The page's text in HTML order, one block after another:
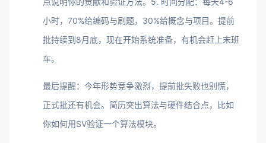
小时，70%给编码与刷题，30%给概念与项目。提前
批持续到8月底，现在开始系统准备，有机会赶上末班
车。
最后提醒：今年形势竞争激烈，提前批失败也别慌，
正式批还有机会。简历突出算法与硬件结合点，比如
你如何用SV验证一个算法模块。